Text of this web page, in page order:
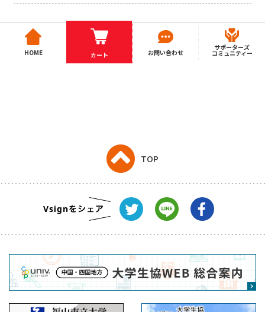
HOME カート お問い合わせ
サポーターズ
コミュニティー
TOP